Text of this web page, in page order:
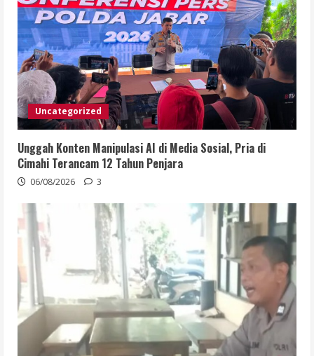
Uncategorized
Unggah Konten Manipulasi AI di Media Sosial, Pria di
Cimahi Terancam 12 Tahun Penjara
06/08/2026 3